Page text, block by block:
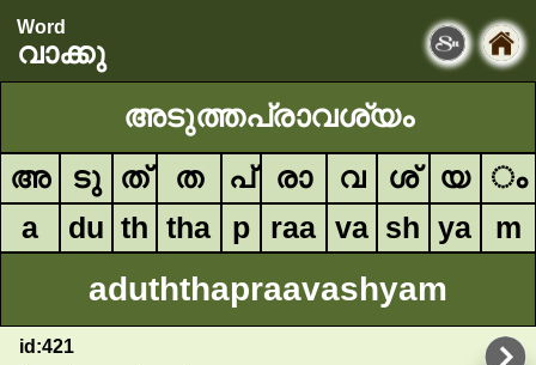
Word
വാക്കു
അടുത്തപ്രാവശ്യം
അ ടു ത് ത പ് രാ വ ശ് യ
ം
a
du th tha p raa va sh ya m
aduththapraavashyam
id:421